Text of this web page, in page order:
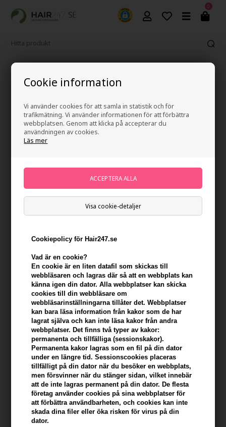
Cookie information
Vi använder cookies för att samla in statistik och för
trafikmätning. Vi använder informationen för att förbättra
webbplatsen. Genom att klicka på accepterar du
användningen av cookies.
Läs mer
Visa cookie-detaljer
Cookiepolicy för Hair247.se
Vad är en cookie?
En cookie är en liten datafil som skickas till
webbläsaren och lagras där så att en webbplats kan
känna igen din dator. Alla webbplatser kan skicka
cookies till din webbläsare om
webbläsarinställningarna tillåter det. Webbplatser
kan bara läsa information från kakor som de har
lagrat själva och kan inte läsa kakor från andra
webbplatser. Det finns två typer av kakor:
permanenta och tillfälliga (sessionskakor).
Permanenta kakor lagras som en fil på din dator
under en längre tid. Sessionscookies placeras
tillfälligt på din dator när du besöker en webbplats,
men försvinner när du stänger sidan, vilket innebär
att de inte lagras permanent på din dator. De flesta
företag använder cookies på sina webbplatser för
att förbättra användbarheten, och cookies kan inte
skada dina filer eller öka risken för virus på din
dator.
0
Björk TÄMJA Flyaway Tamer 20ml
Varumärken»Björk Hårvård Brand:Björk Haircare
244,00SEK
+
I lager- Leveranstid: 2-3 arbetsdagar